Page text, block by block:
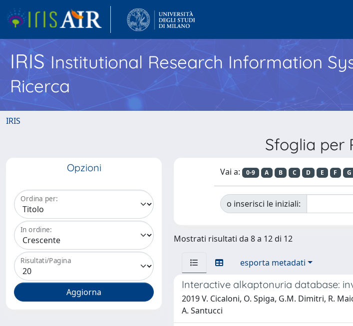
IRISInstitutional Research Information
Ricerca
IRIS
Sfoglia per
Opzioni
Ordina per:
In ordine:
Risultati/Pagina
Vai a: 0-9 A B C D E F G
o inserisci le iniziali:
Mostrati risultati da 8 a 12 di 12
esporta metadati
Interactive alkaptonuria database:
2019 V. Cicaloni, O. Spiga, G.M. Dimitri, R.
A. Santucci